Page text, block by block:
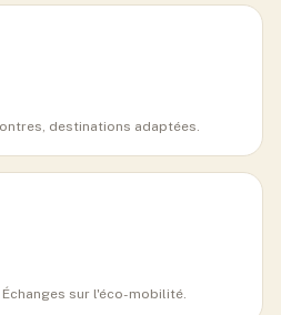
destinations adaptées.
sur l'éco-mobilité.